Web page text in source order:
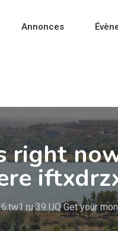
Annonces
right
39 UQ Get your